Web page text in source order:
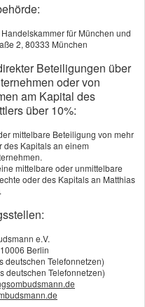
für München und
2, 80333 München
Beteiligungen über
oder von
am Kapital des
über 10%:
mittelbare Beteiligung von mehr
des Kapitals an einem
mittelbare oder unmittelbare
oder des Kapitals an Matthias
e.V.
Berlin
deutschen Telefonnetzen)
deutschen Telefonnetzen)